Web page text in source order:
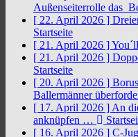
Außenseiterrolle das
[ 22. April 2026 ]
Startseite
[ 21. April 2026 ]
[ 21. April 2026 ]
Startseite
[ 20. April 2026 ]
Ballermänner
[ 17. April 2026 ] An
anknüpfen …
[ 16. April 2026 ] C-